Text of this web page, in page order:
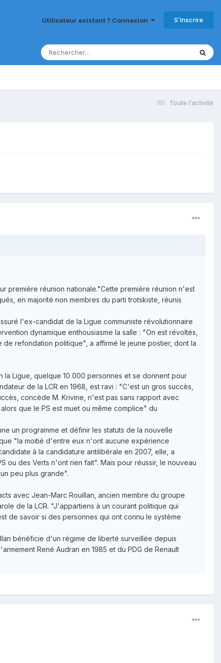
Utilisateur existant ? Connexion S’inscrire
Toute l’activité
première réunion nationale."Cette première réunion n'est
en majorité non membres du parti trotskiste, réunis
l'ex-candidat de la Ligue communiste révolutionnaire
dynamique enthousiasme la salle : "On est révoltés,
refondation politique", a affirmé le jeune postier, dont la
la Ligue, quelque 10 000 personnes et se donnent pour
de la LCR en 1968, est ravi : "C'est un gros succès,
concède M. Krivine, n'est pas sans rapport avec
que le PS est muet ou même complice" du
un programme et définir les statuts de la nouvelle
"la moitié d'entre eux n'ont aucune expérience
à la candidature antilibérale en 2007, elle, a
ou des Verts n'ont rien fait". Mais pour réussir, le nouveau
peu plus grande".
avec Jean-Marc Rouillan, ancien membre du groupe
de la LCR. "J'appartiens à un courant politique qui
de savoir si des personnes qui ont connu le système
bénéficie d'un régime de liberté surveillée depuis
René Audran en 1985 et du PDG de Renault